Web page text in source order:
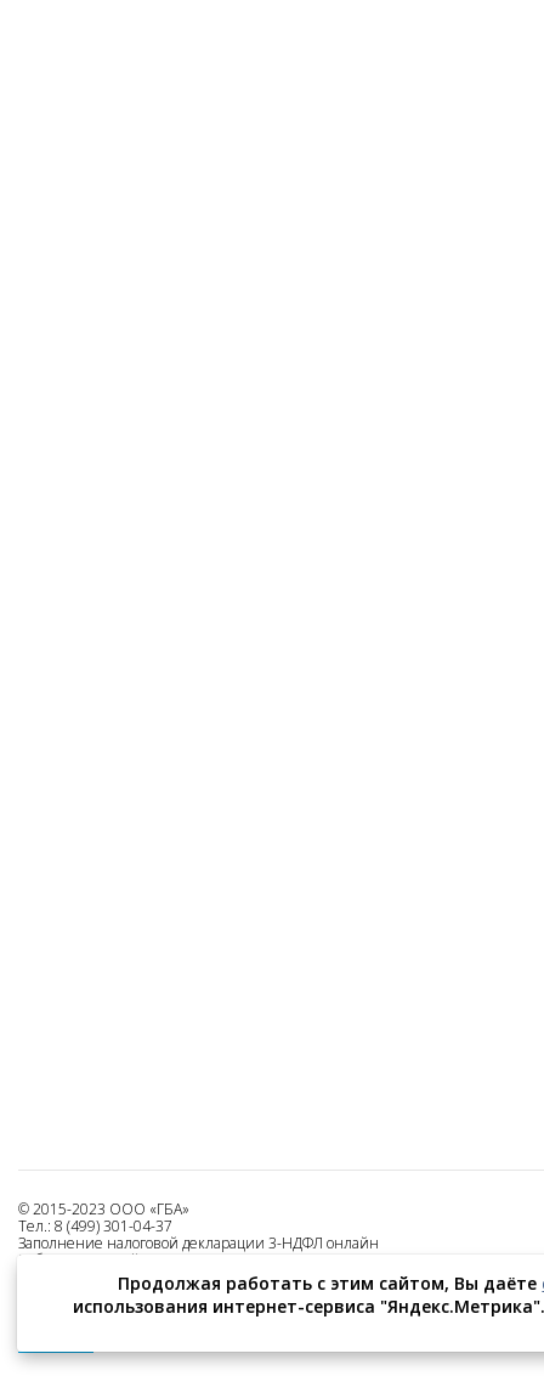
© 2015-2023 ООО «ГБА»
Тел.: 8 (499) 301-04-37
Заполнение налоговой декларации 3-НДФЛ онлайн
Работаем на всей территории России.
Все права защищены.
Оферта на использование сервиса
Продолжая работать с этим сайтом, Вы даёте
использования интернет-сервиса